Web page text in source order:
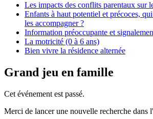
Les impacts des conflits parentaux sur
Enfants à haut potentiel et précoces,
les accompagner ?
Information préoccupante et
La motricité (0 à 6 ans)
Bien vivre la résidence alternée
Grand jeu en famille
Cet événement est passé.
Merci de lancer une nouvelle recherche dans